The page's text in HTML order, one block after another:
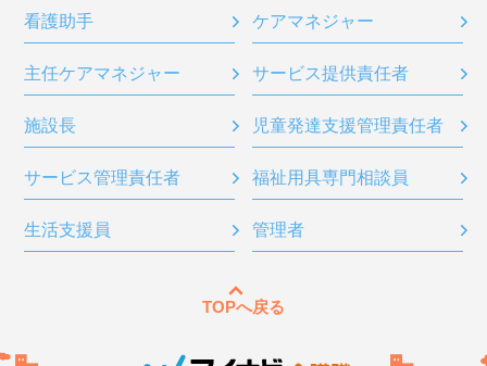
看護助手 ケアマネジャー
主任ケアマネジャー サービス提供責任者
施設長 児童発達支援管理責任者
サービス管理責任者 福祉用具専門相談員
生活支援員 管理者
TOPへ戻る